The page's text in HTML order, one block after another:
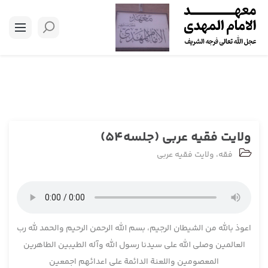
ولایت فقیه عربی (جلسه54)
فقه، ولایت فقیه عربی
اعوذ بالله من الشیطان الرجیم، بسم الله الرحمن الرحیم والحمد لله رب
العالمین وصلی الله علی سیدنا رسول الله وآله الطیبین الطاهرین
المعصومین واللعنة الدائمة علی اعدائهم اجمعین